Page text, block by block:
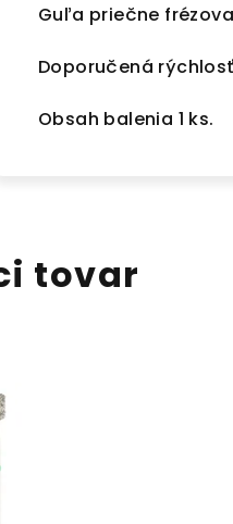
Guľa priečne
Doporučená
Obsah balenia 1 ks.
tovar